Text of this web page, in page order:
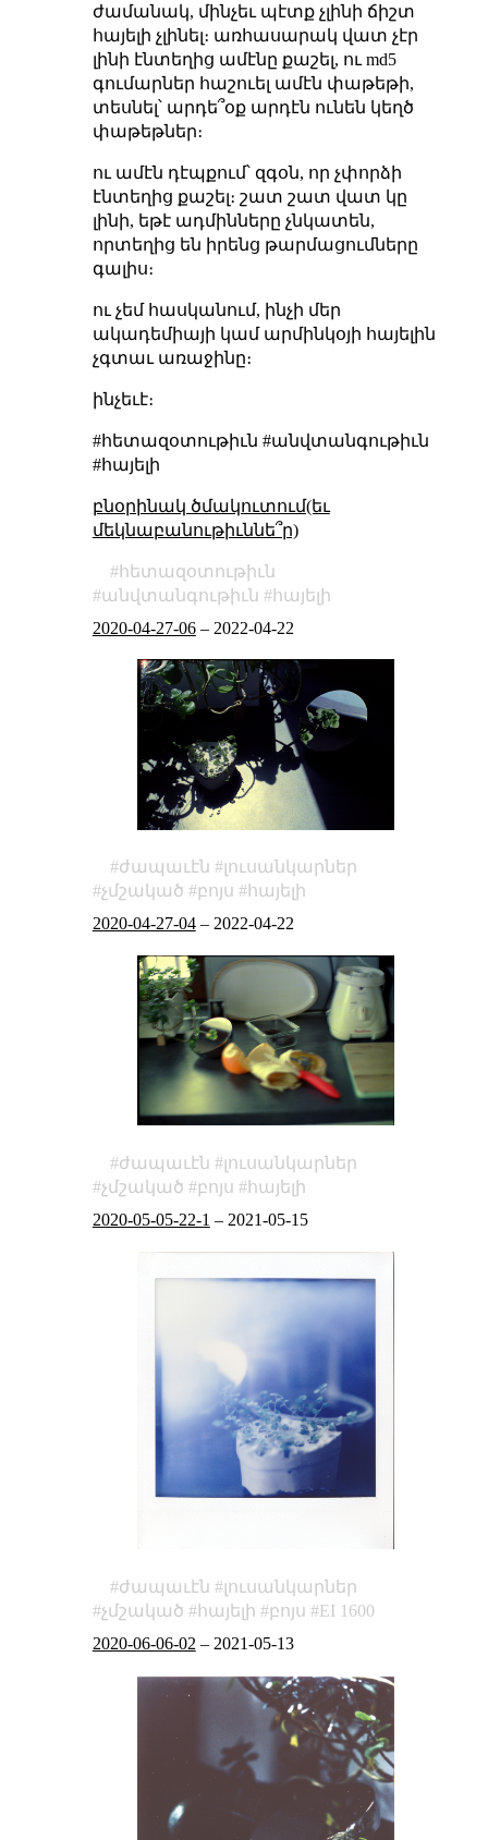
ժամանակ, մինչեւ պէտք չլինի ճիշտ
հայելի չլինել։ առհասարակ վատ չէր
լինի էնտեղից ամէնը քաշել, ու md5
գումարներ հաշուել ամէն փաթեթի,
տեսնել՝ արդե՞օք արդէն ունեն կեղծ
փաթեթներ։
ու ամէն դէպքում՝ զգօն, որ չփորձի
էնտեղից քաշել։ շատ շատ վատ կը
լինի, եթէ ադմինները չնկատեն,
որտեղից են իրենց թարմացումները
գալիս։
ու չեմ հասկանում, ինչի մեր
ակադեմիայի կամ արմինկօյի հայելին
չգտաւ առաջինը։
ինչեւէ։
#հետազօտութիւն #անվտանգութիւն
#հայելի
բնօրինակ ծմակուտում(եւ
մեկնաբանութիւննե՞ր)
հետազօտութիւն
անվտանգութիւն
հայելի
2020-04-27-06– 2022-04-22
ժապաւէն
լուսանկարներ
չմշակած
բոյս
հայելի
2020-04-27-04– 2022-04-22
ժապաւէն
լուսանկարներ
չմշակած
բոյս
հայելի
2020-05-05-22-1 – 2021-05-15
ժապաւէն
լուսանկարներ
չմշակած
հայելի բոյս
EI 1600
2020-06-06-02 – 2021-05-13